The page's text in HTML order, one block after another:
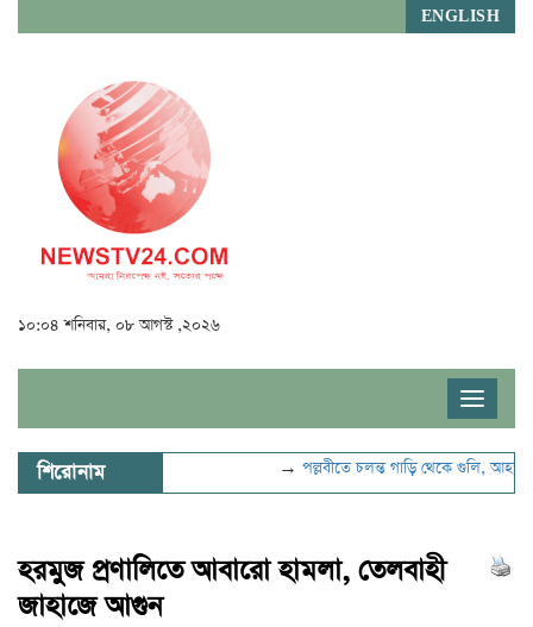
ENGLISH
১০:০৪ শনিবার, ০৮ আগস্ট ,২০২৬
Toggle
শিরোনাম পল্লবীতে চলন্ত গাড়ি থেকে গুলি, আহত ২
হরমুজ প্রণালিতে আবারো হামলা, তেলবাহী
জাহাজে আগুন